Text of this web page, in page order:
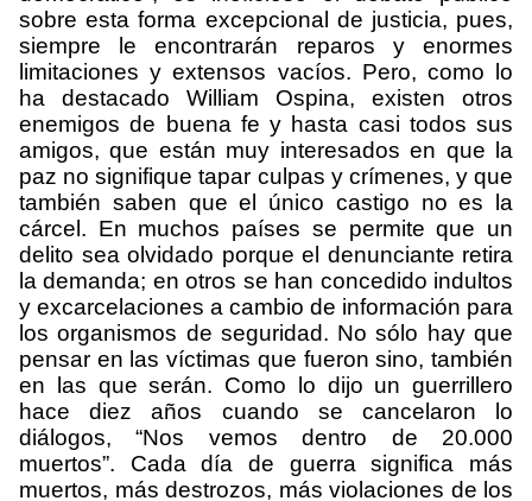
sobre esta forma excepcional de justicia, pues,
siempre le encontrarán reparos y enormes
limitaciones y extensos vacíos. Pero, como lo
ha destacado William Ospina, existen otros
enemigos de buena fe y hasta casi todos sus
amigos, que están muy interesados en que la
paz no signifique tapar culpas y crímenes, y que
también saben que el único castigo no es la
cárcel. En muchos países se permite que un
delito sea olvidado porque el denunciante retira
la demanda; en otros se han concedido indultos
y excarcelaciones a cambio de información para
los organismos de seguridad. No sólo hay que
pensar en las víctimas que fueron sino, también
en las que serán. Como lo dijo un guerrillero
hace diez años cuando se cancelaron lo
diálogos, “Nos vemos dentro de 20.000
muertos”. Cada día de guerra significa más
muertos, más destrozos, más violaciones de los